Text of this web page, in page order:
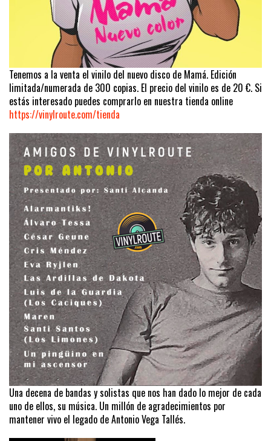
Tenemos a la venta el vinilo del nuevo disco de Mamá. Edición
limitada/numerada de 300 copias. El precio del vinilo es de 20 €. Si
estás interesado puedes comprarlo en nuestra tienda online
https://vinylroute.com/tienda
Una decena de bandas y solistas que nos han dado lo mejor de cada
uno de ellos, su música. Un millón de agradecimientos por
mantener vivo el legado de Antonio Vega Tallés.